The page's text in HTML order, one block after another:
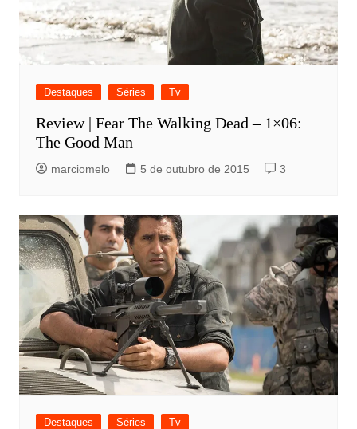
Destaques Séries Tv
Review | Fear The Walking Dead – 1×06:
The Good Man
marciomelo 5 de outubro de 2015 3
Destaques Séries Tv